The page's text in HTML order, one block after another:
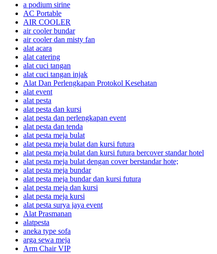
a podium sirine
AC Portable
AIR COOLER
air cooler bundar
air cooler dan misty fan
alat acara
alat catering
alat cuci tangan
alat cuci tangan injak
Alat Dan Perlengkapan Protokol Kesehatan
alat event
alat pesta
alat pesta dan kursi
alat pesta dan perlengkapan event
alat pesta dan tenda
alat pesta meja bulat
alat pesta meja bulat dan kursi futura
alat pesta meja bulat dan kursi futura bercover standar hotel
alat pesta meja bulat dengan cover berstandar hote;
alat pesta meja bundar
alat pesta meja bundar dan kursi futura
alat pesta meja dan kursi
alat pesta meja kursi
alat pesta surya jaya event
Alat Prasmanan
alatpesta
aneka type sofa
arga sewa meja
Arm Chair VIP